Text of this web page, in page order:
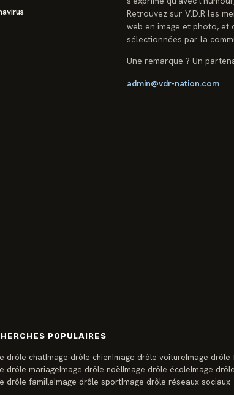
Retrouvez sur V.D.R les
web en image et photo, et
sélectionnées par la
Une remarque ? Un
admin@vdr-nation.com
POPULAIRES
drôle chatImage drôle chienImage drôle voitureImage drôle
drôle mariageImage drôle noëlImage drôle écoleImage
drôle familleImage drôle sportImage drôle réseaux sociaux